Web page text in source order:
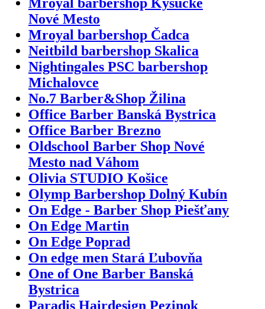
Nové Mesto
Mroyal barbershop Čadca
Neitbild barbershop Skalica
Nightingales PSC barbershop
Michalovce
No.7 Barber&Shop Žilina
Office Barber Banská Bystrica
Office Barber Brezno
Oldschool Barber Shop Nové
Mesto nad Váhom
Olivia STUDIO Košice
Olymp Barbershop Dolný Kubín
On Edge - Barber Shop Piešťany
On Edge Martin
On Edge Poprad
On edge men Stará Ľubovňa
One of One Barber Banská
Bystrica
Paradis Hairdesign Pezinok